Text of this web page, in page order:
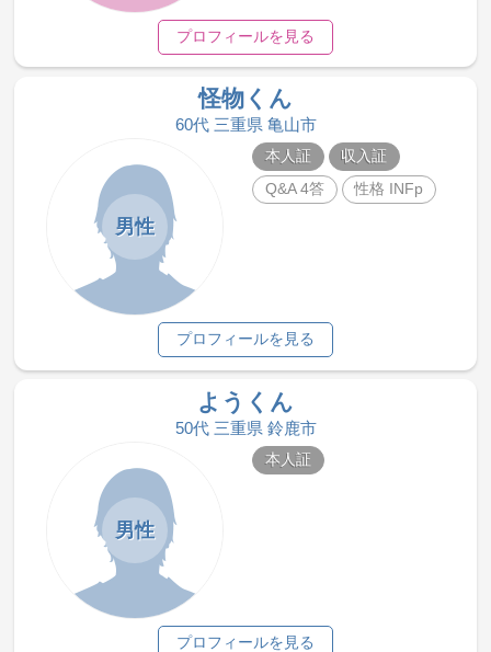
プロフィールを見る
怪物くん
60代 三重県 亀山市
男性
本人証
収入証
Q&A 4答
性格 INFp
プロフィールを見る
ようくん
50代 三重県 鈴鹿市
男性
本人証
プロフィールを見る